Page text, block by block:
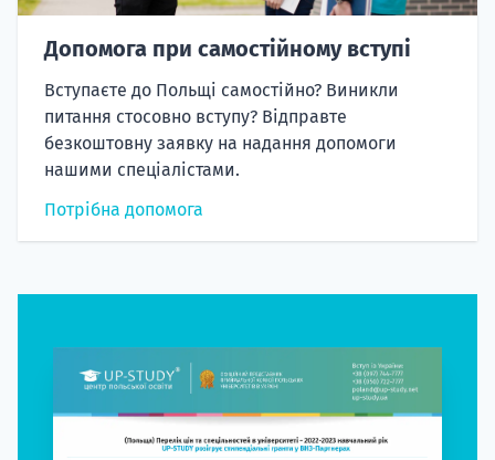
Допомога при самостійному вступі
Вступаєте до Польщі самостійно? Виникли
питання стосовно вступу? Відправте
безкоштовну заявку на надання допомоги
нашими спеціалістами.
Потрібна допомога